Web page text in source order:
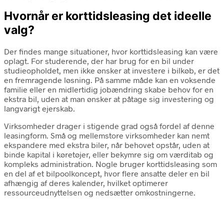
Hvornår er korttidsleasing det ideelle
valg?
Der findes mange situationer, hvor korttidsleasing kan være
oplagt. For studerende, der har brug for en bil under
studieopholdet, men ikke ønsker at investere i bilkøb, er det
en fremragende løsning. På samme måde kan en voksende
familie eller en midlertidig jobændring skabe behov for en
ekstra bil, uden at man ønsker at påtage sig investering og
langvarigt ejerskab.
Virksomheder drager i stigende grad også fordel af denne
leasingform. Små og mellemstore virksomheder kan nemt
ekspandere med ekstra biler, når behovet opstår, uden at
binde kapital i køretøjer, eller bekymre sig om værditab og
kompleks administration. Nogle bruger korttidsleasing som
en del af et bilpoolkoncept, hvor flere ansatte deler en bil
afhængig af deres kalender, hvilket optimerer
ressourceudnyttelsen og nedsætter omkostningerne.